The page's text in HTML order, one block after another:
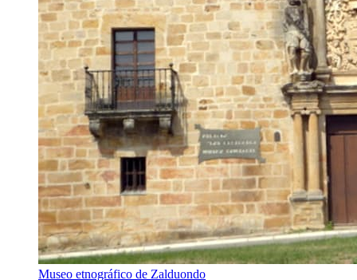
Museo etnográfico de Zalduondo